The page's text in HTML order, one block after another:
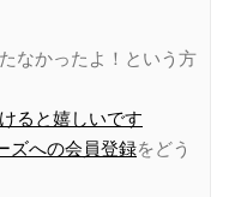
なかったよ！という方
ると嬉しいです
ズへの会員登録をどう